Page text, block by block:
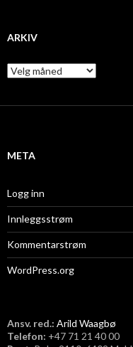
ARKIV
A
r
i
META
Logg inn
Innleggsstrøm
Kommentarstrøm
WordPress.org
Ansv. red.: Arild Waagbø
Telefon: ​+47 71 21 40 00